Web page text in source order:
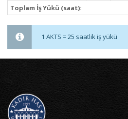
Toplam İş Yükü (saat):
1 AKTS = 25 saatlik iş yükü